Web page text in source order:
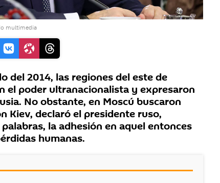
multimedia
del 2014, las regiones del este de
el poder ultranacionalista y expresaron
No obstante, en Moscú buscaron
Kiev, declaró el presidente ruso,
la adhesión en aquel entonces
humanas.